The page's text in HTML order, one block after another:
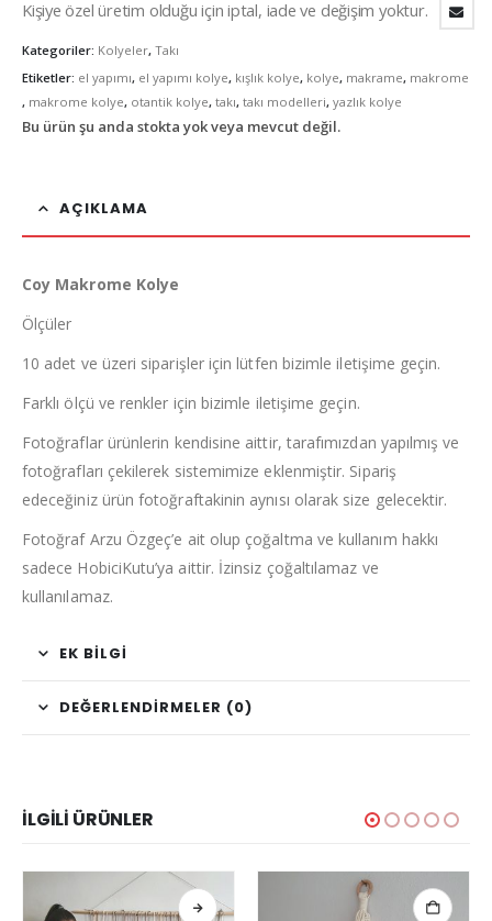
Kişiye özel üretim olduğu için iptal, iade ve değişim yoktur.
Kategoriler: Kolyeler, Takı
Etiketler: el yapımı, el yapımı kolye, kışlık kolye, kolye, makrame, makrome
, makrome kolye, otantik kolye, takı, takı modelleri, yazlık kolye
Bu ürün şu anda stokta yok veya mevcut değil.
AÇIKLAMA
Coy Makrome Kolye
Ölçüler
10 adet ve üzeri siparişler için lütfen bizimle iletişime geçin.
Farklı ölçü ve renkler için bizimle iletişime geçin.
Fotoğraflar ürünlerin kendisine aittir, tarafımızdan yapılmış ve
fotoğrafları çekilerek sistemimize eklenmiştir. Sipariş
edeceğiniz ürün fotoğraftakinin aynısı olarak size gelecektir.
Fotoğraf Arzu Özgeç’e ait olup çoğaltma ve kullanım hakkı
sadece HobiciKutu’ya aittir. İzinsiz çoğaltılamaz ve
kullanılamaz.
EK BILGI
DEĞERLENDIRMELER (0)
İLGILI ÜRÜNLER